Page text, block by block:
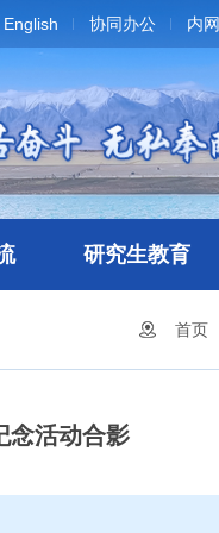
English 协同办公 内网
研究生教育
首页
念活动合影